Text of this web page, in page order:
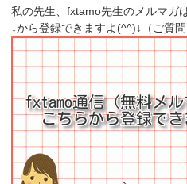
私の先生、fxtamo先生のメルマガ
↓から登録できますよ(^^)↓（ご質